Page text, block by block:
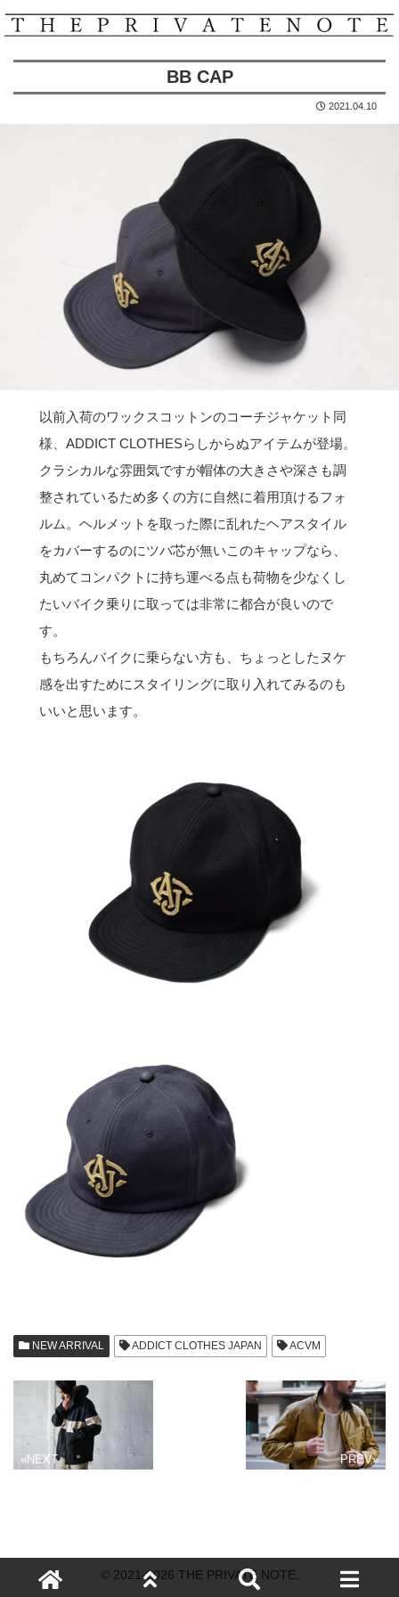
BB CAP
2021.04.10
以前入荷のワックスコットンのコーチジャケット同
様、ADDICT CLOTHESらしからぬアイテムが登場。
クラシカルな雰囲気ですが帽体の大きさや深さも調
整されているため多くの方に自然に着用頂けるフォ
ルム。ヘルメットを取った際に乱れたヘアスタイル
をカバーするのにツバ芯が無いこのキャップなら、
丸めてコンパクトに持ち運べる点も荷物を少なくし
たいバイク乗りに取っては非常に都合が良いので
す。
もちろんバイクに乗らない方も、ちょっとしたヌケ
感を出すためにスタイリングに取り入れてみるのも
いいと思います。
NEW ARRIVAL ADDICT CLOTHES JAPAN ACVM
«NEXT PREV»
© 2021-2026 THE PRIVATE NOTE.